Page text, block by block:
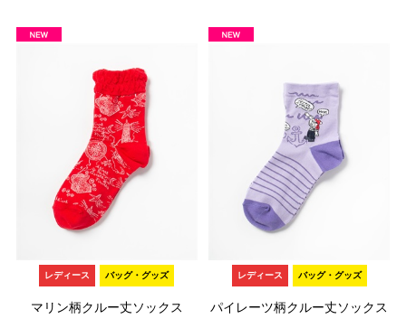
レディース バッグ・グッズ
マリン柄クルー丈ソックス
レディース バッグ・グッズ
パイレーツ柄クルー丈ソックス